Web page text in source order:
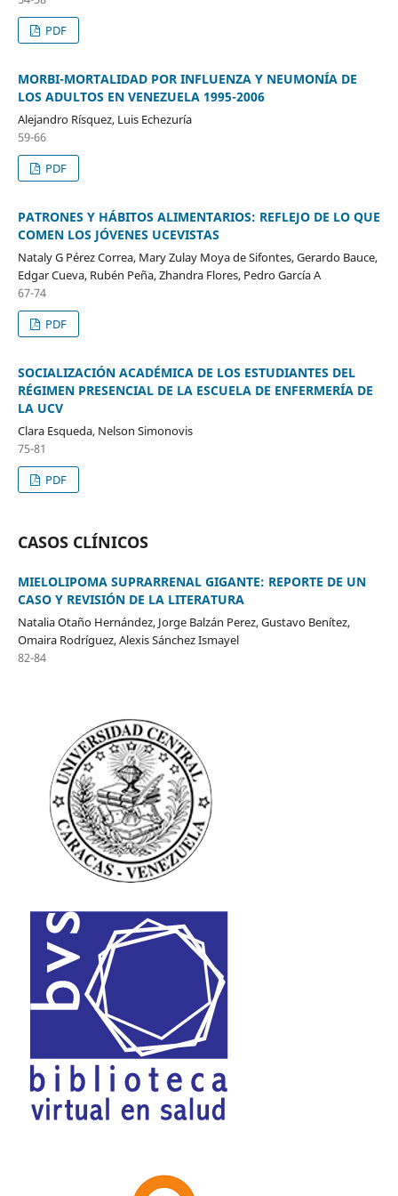
PDF
MORBI-MORTALIDAD POR INFLUENZA Y NEUMONÍA DE
LOS ADULTOS EN VENEZUELA 1995-2006
Alejandro Rísquez, Luis Echezuría
59-66
PDF
PATRONES Y HÁBITOS ALIMENTARIOS: REFLEJO DE LO QUE
COMEN LOS JÓVENES UCEVISTAS
Nataly G Pérez Correa, Mary Zulay Moya de Sifontes, Gerardo Bauce,
Edgar Cueva, Rubén Peña, Zhandra Flores, Pedro García A
67-74
PDF
SOCIALIZACIÓN ACADÉMICA DE LOS ESTUDIANTES DEL
RÉGIMEN PRESENCIAL DE LA ESCUELA DE ENFERMERÍA DE
LA UCV
Clara Esqueda, Nelson Simonovis
75-81
PDF
CASOS CLÍNICOS
MIELOLIPOMA SUPRARRENAL GIGANTE: REPORTE DE UN
CASO Y REVISIÓN DE LA LITERATURA
Natalia Otaño Hernández, Jorge Balzán Perez, Gustavo Benítez,
Omaira Rodríguez, Alexis Sánchez Ismayel
82-84